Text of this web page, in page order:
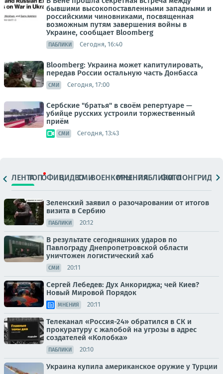
бывшими высокопоставленными западными и
российскими чиновниками, посвященная
возможным путям завершения войны в
Украине, сообщает Bloomberg
ПАБЛИКИ Сегодня, 16:40
Bloomberg: Украина может капитулировать,
передав России остальную часть Донбасса
СМИ Сегодня, 17:00
Сербские "братья" в своём репертуаре —
убийце русских устроили торжественный
приём
СМИ Сегодня, 13:43
ЛЕНТАТОПОФИЦ.ВИДЕОСМИВОЕНКОРЫМНЕНИЯПАБЛИКИ
ФОТОЛОНГРИДЫ
Зеленский заявил о разочаровании от итогов
визита в Сербию
ПАБЛИКИ 20:12
В результате сегодняшних ударов по
Павлограду Днепропетровской области
уничтожен логистический хаб
СМИ 20:11
Сергей Лебедев: Дух Анкориджа; чей Киев?
Новый Мировой Порядок
МНЕНИЯ 20:11
Телеканал «Россия-24» обратился в СК и
прокуратуру с жалобой на угрозы в адрес
создателей «Колобка»
ПАБЛИКИ 20:10
Украина купила американское оружие у Турции